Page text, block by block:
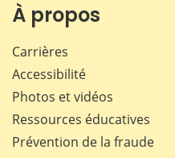
À propos
Carrières
Accessibilité
Photos et vidéos
Ressources éducatives
Prévention de la fraude